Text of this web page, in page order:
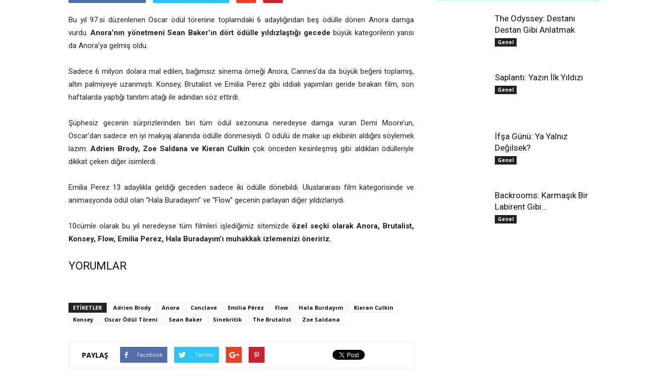
Bu yıl 97.si düzenlenen Oscar ödül törenine toplamdaki 6 adaylığından beş ödülle dönen Anora damga
vurdu.Anora’nın yönetmeni Sean Baker’ın dört ödülle yıldızlaştığı gecede büyük kategorilerin yarısı
da Anora’ya gelmiş oldu.
Sadece 6 milyon dolara mal edilen, bağımsız sinema örneği Anora, Cannes’da da büyük beğeni toplamış,
altın palmiyeye uzanmıştı. Konsey, Brutalist ve Emilia Perez gibi iddialı yapımları geride bırakan film, son
haftalarda yaptığı tanıtım atağı ile adından söz ettirdi.
Şüphesiz gecenin sürprizlerinden biri tüm ödül sezonuna neredeyse damga vuran Demi Moore’un,
Oscar’dan sadece en iyi makyaj alanında ödülle dönmesiydi. O ödülü de make up ekibinin aldığını söylemek
lazım.Adrien Brody, Zoe Saldana ve Kieran Culkin çok önceden kesinleşmiş gibi aldıkları ödülleriyle
dikkat çeken diğer isimlerdi.
Emilia Perez 13 adaylıkla geldiği geceden sadece iki ödülle dönebildi. Uluslararası film kategorisinde ve
animasyonda ödül olan “Hala Buradayım” ve “Flow” gecenin parlayan diğer yıldızlarıydı.
10cümle olarak bu yıl neredeyse tüm filmleri işlediğimiz sitemizde özel seçki olarak Anora, Brutalist,
Konsey, Flow, Emilia Perez, Hala Buradayım’ı muhakkak izlemenizi öneririz.
YORUMLAR
ETİKETLER Adrien Brody Anora Conclave Emilia Pérez Flow Hala Burdayım
Kieran Culkin
Konsey
Oscar Ödül Töreni Sean Baker Sinekritik The Brutalist Zoe Saldana
PAYLAŞ Facebook Twitter
The Odyssey: Destanı
Destan Gibi Anlatmak
Genel
Saplantı: Yazın İlk Yıldızı
Genel
İfşa Günü: Ya Yalnız
Değilsek?
Genel
Backrooms: Karmaşık Bir
Labirent Gibi…
Genel